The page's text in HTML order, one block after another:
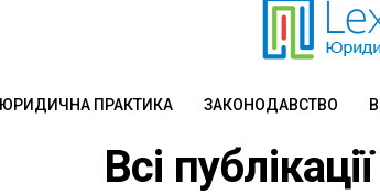
ЮРИДИЧНА ПРАКТИКА ЗАКОНОДАВСТВО
Всі